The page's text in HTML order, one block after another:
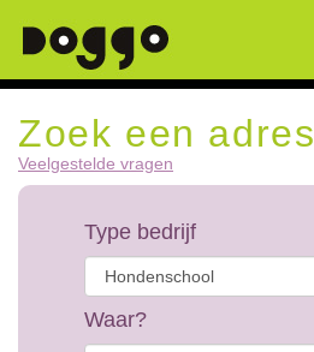
Zoek een adres
Veelgestelde vragen
Type bedrijf
Waar?